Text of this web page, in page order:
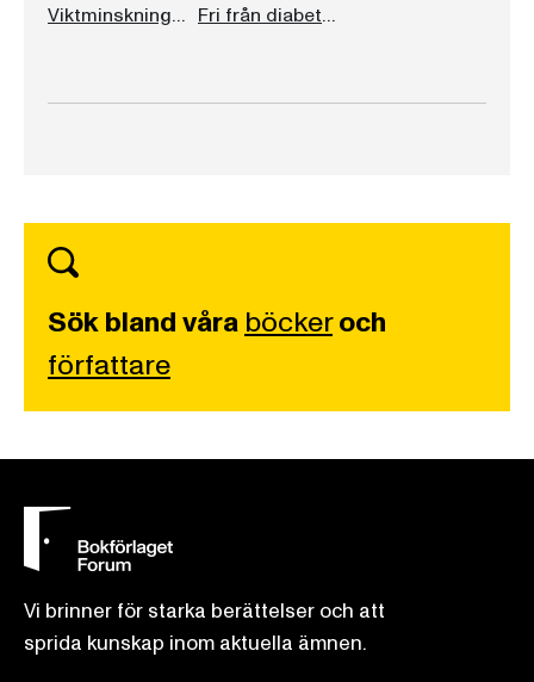
Viktminskning 50+ Fri från diabetes
Sök bland våra böckeroch
författare
Vi brinner för starka berättelser och att
sprida kunskap inom aktuella ämnen.